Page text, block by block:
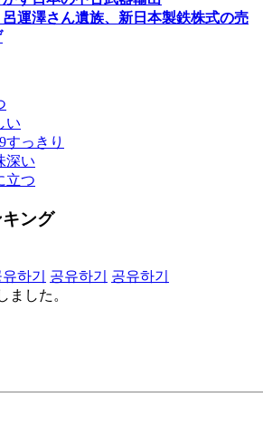
運澤さん遺族、新日本製鉄株式の売
い
すっきり
深い
立つ
ング
하기 공유하기
공유하기
ました。